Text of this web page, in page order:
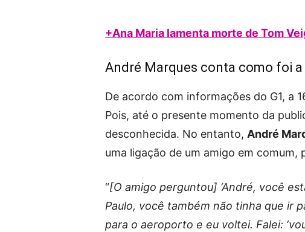
+Ana Maria lamenta morte de Tom
André Marques conta como foi
De acordo com informações do G1, a
Pois, até o presente momento da
desconhecida. No entanto, André
uma ligação de um amigo em
“[O amigo perguntou] ‘André, você
Paulo, você também não tinha que ir
para o aeroporto e eu voltei. Falei: